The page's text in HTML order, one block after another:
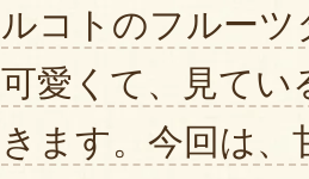
ルコトのフルー
可愛くて、見てい
きます。今回は、